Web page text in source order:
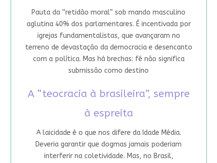
Pauta da “retidão moral” sob mando masculino
aglutina 40% dos parlamentares. É incentivada por
igrejas fundamentalistas, que avançaram no
terreno de devastação da democracia e desencanto
com a política. Mas há brechas: fé não significa
submissão como destino
A “teocracia à brasileira”, sempre
à espreita
A laicidade é o que nos difere da Idade Média.
Deveria garantir que dogmas jamais poderiam
interferir na coletividade. Mas, no Brasil,